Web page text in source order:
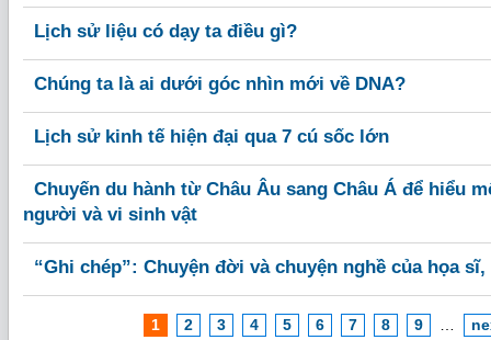
Lịch sử liệu có dạy ta điều gì?
Chúng ta là ai dưới góc nhìn mới về DNA?
Lịch sử kinh tế hiện đại qua 7 cú sốc lớn
Chuyến du hành từ Châu Âu sang Châu Á để hiểu
người và vi sinh vật
“Ghi chép”: Chuyện đời và chuyện nghề của họa
1 2 3 4 5 6 7 8 9